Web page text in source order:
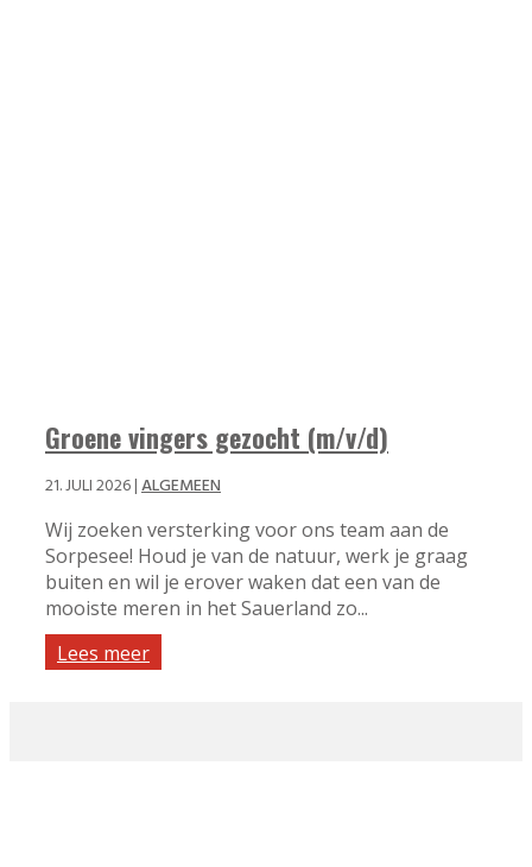
Groene vingers gezocht (m/v/d)
21. JULI 2026|ALGEMEEN
Wij zoeken versterking voor ons team aan de
Sorpesee! Houd je van de natuur, werk je graag
buiten en wil je erover waken dat een van de
mooiste meren in het Sauerland zo...
Lees meer